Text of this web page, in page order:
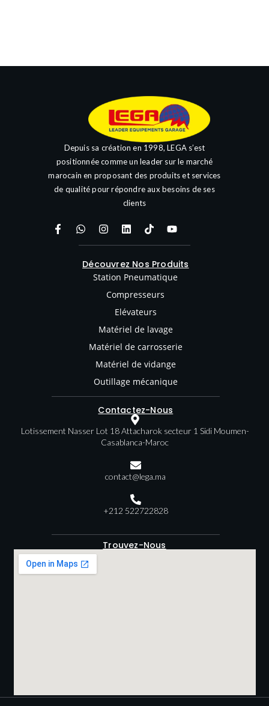
Depuis sa création en 1998, LEGA s’est
positionnée comme un leader sur le marché
marocain en proposant des produits et services
de qualité pour répondre aux besoins de ses
clients
Découvrez Nos Produits
Station Pneumatique
Compresseurs
Elévateurs
Matériel de lavage
Matériel de carrosserie
Matériel de vidange
Outillage mécanique
Contactez-Nous
Lotissement Nasser Lot 18 Attacharok secteur 1 Sidi Moumen-
Casablanca-Maroc
contact@lega.ma
+212 522722828
Trouvez-Nous